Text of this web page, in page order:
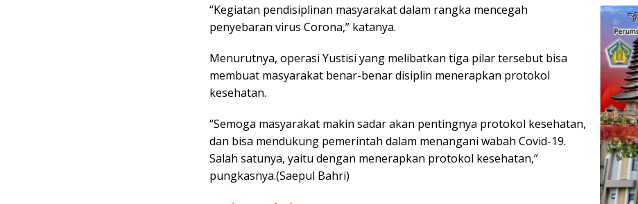
“Kegiatan pendisiplinan masyarakat dalam rangka mencegah
penyebaran virus Corona,” katanya.
Menurutnya, operasi Yustisi yang melibatkan tiga pilar tersebut bisa
membuat masyarakat benar-benar disiplin menerapkan protokol
kesehatan.
“Semoga masyarakat makin sadar akan pentingnya protokol kesehatan,
dan bisa mendukung pemerintah dalam menangani wabah Covid-19.
Salah satunya, yaitu dengan menerapkan protokol kesehatan,”
pungkasnya.(Saepul Bahri)